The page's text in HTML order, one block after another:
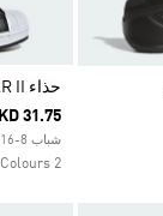
حذاء SUPERSTAR II
KD 31.75
شباب 8-16 سنوات Originals
2 Colours